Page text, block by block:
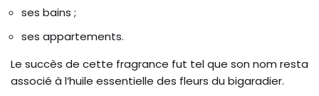
ses bains ;
ses appartements.
Le succès de cette fragrance fut tel que son nom resta
associé à l’huile essentielle des fleurs du bigaradier.